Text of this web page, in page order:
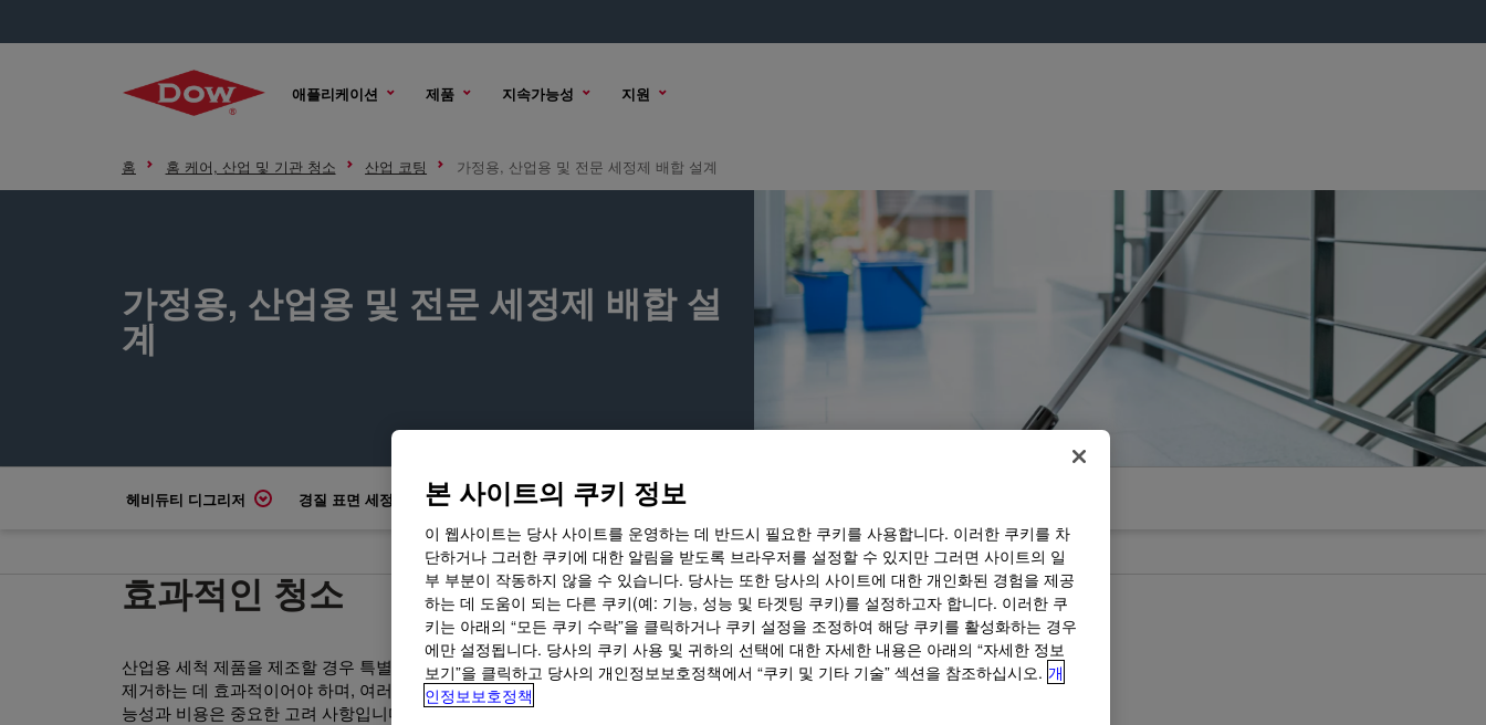
애플리케이션 제품 지속가능성 지원
홈 홈 케어, 산업 및 기관 청소 산업 코팅 가정용, 산업용 및 전문 세정제 배합 설계
가정용, 산업용 및 전문 세정제 배합 설
계
헤비듀티 디그리저 경질 표면 세정제 모든 제형
효과적인 청소
산업용 세척 제품을 제조할 경우 특별한 문제가 발생할 수 있습니다. 이러한 제품은 빠르게 작용해야 하며, 그리스와 노폐물을
제거하는 데 효과적이어야 하며, 여러 표면에서 안전하게 사용할 수 있어야 합니다. 고품질 원료는 무엇보다 중요하며, 지속 가
능성과 비용은 중요한 고려 사항입니다.
본 사이트의 쿠키 정보
이 웹사이트는 당사 사이트를 운영하는 데 반드시 필요한 쿠키를 사용합니다. 이러한 쿠키를 차
단하거나 그러한 쿠키에 대한 알림을 받도록 브라우저를 설정할 수 있지만 그러면 사이트의 일
부 부분이 작동하지 않을 수 있습니다. 당사는 또한 당사의 사이트에 대한 개인화된 경험을 제공
하는 데 도움이 되는 다른 쿠키(예: 기능, 성능 및 타겟팅 쿠키)를 설정하고자 합니다. 이러한 쿠
키는 아래의 “모든 쿠키 수락”을 클릭하거나 쿠키 설정을 조정하여 해당 쿠키를 활성화하는 경우
에만 설정됩니다. 당사의 쿠키 사용 및 귀하의 선택에 대한 자세한 내용은 아래의 “자세한 정보
보기”을 클릭하고 당사의 개인정보보호정책에서 “쿠키 및 기타 기술” 섹션을 참조하십시오. 개
인정보보호정책